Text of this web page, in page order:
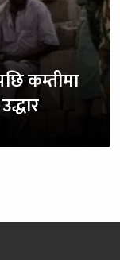
कम्तीमा